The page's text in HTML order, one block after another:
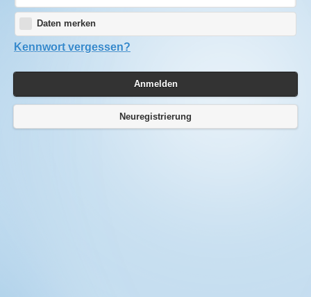
Daten merken
Kennwort vergessen?
Anmelden
Neuregistrierung